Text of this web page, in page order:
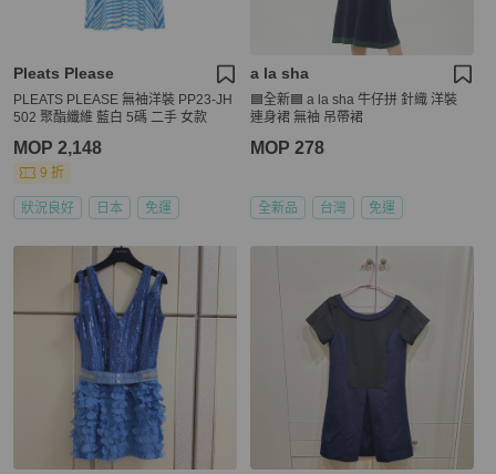
Pleats Please
PLEATS PLEASE 無袖洋裝 PP23-JH
502 聚酯纖維 藍白 5碼 二手 女款
MOP 2,148
9 折
狀況良好 日本 免運
a la sha
🟦全新🟦 a la sha 牛仔拼 針織 洋裝
連身裙 無袖 吊帶裙
MOP 278
全新品 台灣 免運